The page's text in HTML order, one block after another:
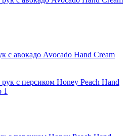
с авокадо Avocado Hand Cream